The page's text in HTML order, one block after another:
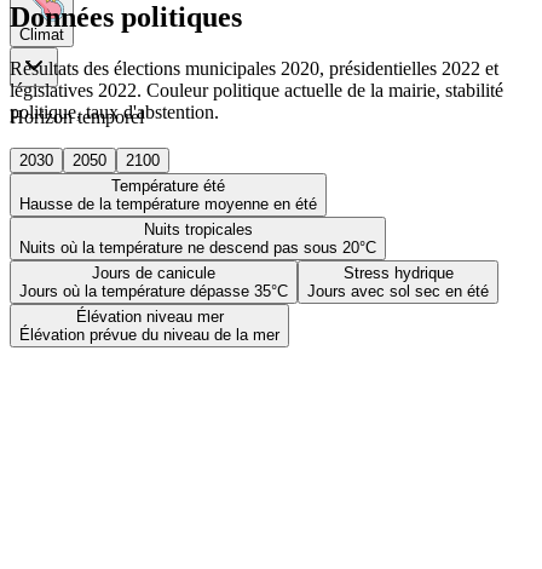
Climat
Horizon temporel
2030 2050
2100
Température été
Hausse de la température moyenne en été
Nuits tropicales
Nuits où la température ne descend pas sous 20°C
Jours de canicule
Jours où la température dépasse 35°C
Stress hydrique
Jours avec sol sec en été
Élévation niveau mer
Élévation prévue du niveau de la mer
Données politiques
Résultats des élections municipales 2020, présidentielles 2022 et
législatives 2022. Couleur politique actuelle de la mairie, stabilité
politique, taux d'abstention.